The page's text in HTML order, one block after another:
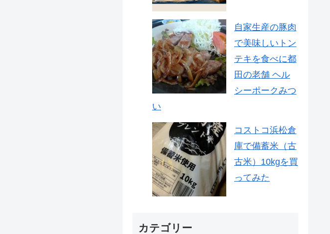
自家生産の豚肉
で美味しいトン
テキを食べに都
田の老舗 ヘル
シーポークみつ
い
コストコ浜松倉
庫で備蓄米（古
古米）10kgを買
ってみた
カテゴリー